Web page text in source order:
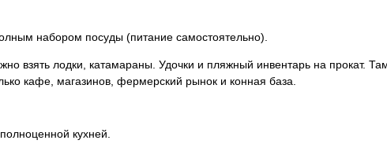
набором посуды (питание самостоятельно).
взять лодки, катамараны. Удочки и пляжный инвентарь на прокат.
кафе, магазинов, фермерский рынок и конная база.
кухней.